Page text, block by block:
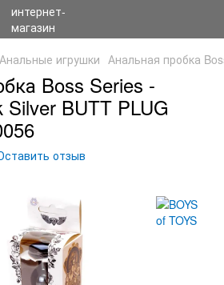
Анальные игрушки Анальная пробка
Boss Series -
Silver BUTT PLUG
отзыв